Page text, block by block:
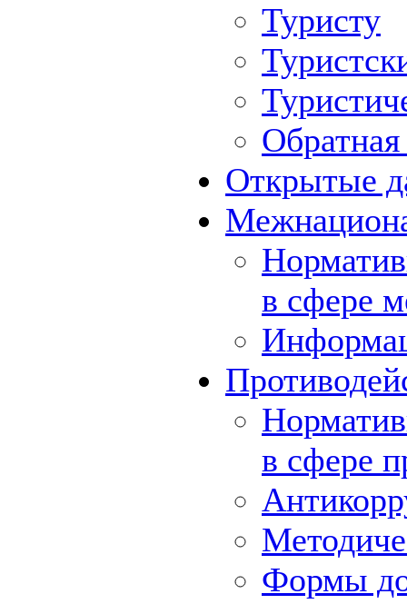
Туристу
Обратная
Открытые
в сфере
в сфере
Формы